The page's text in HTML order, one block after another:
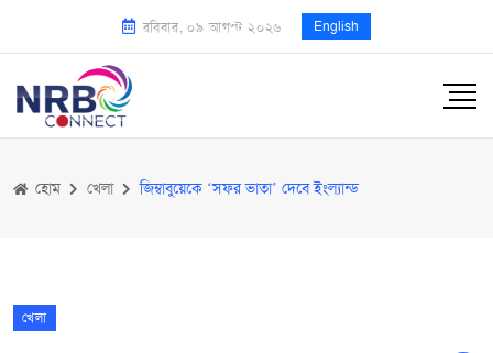
রবিবার, ০৯ আগস্ট ২০২৬ English
হোম খেলা জিম্বাবুয়েকে ‘সফর ভাতা’ দেবে ইংল্যান্ড
খেলা